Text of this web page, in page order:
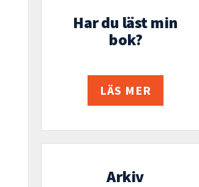
Har du läst min
bok?
LÄS MER
Arkiv